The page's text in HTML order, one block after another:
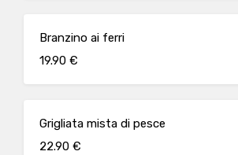
Branzino ai ferri
19.90 €
Grigliata mista di pesce
22.90 €